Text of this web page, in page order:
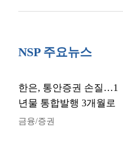
NSP 주요뉴스
한은, 통안증권 손질…1
년물 통합발행 3개월로
금융/증권